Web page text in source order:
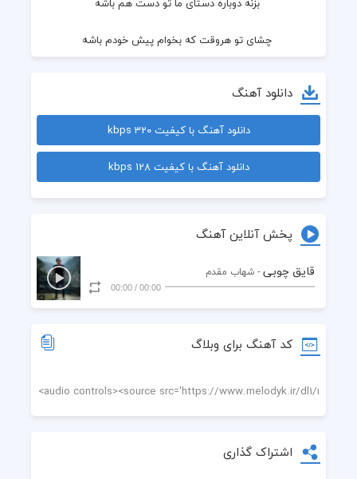
چشای تو هروقت که بخوام پیش خودم باشه
یه نم بارونم بزنه هوا قشنگ تر شه
بزنه همه چی بشه اونجوری که میخوام
چی میشه اگه بشه تو بشی همه دنیام
بزنه زندگی یه بار به نفع من شه
نکنه بری و دل بکنی شروع بشه دردام
همه چی با تو یه جور دیگه س از بس که تو خوبی
دانلود آهنگ
دانلود آهنگ با کیفیت 320 kbps
دانلود آهنگ با کیفیت 128 kbps
پخش آنلاین آهنگ
قایق چوبی - شهاب مقدم
00:00
/
00:00
کد آهنگ برای وبلاگ
اشتراک گذاری